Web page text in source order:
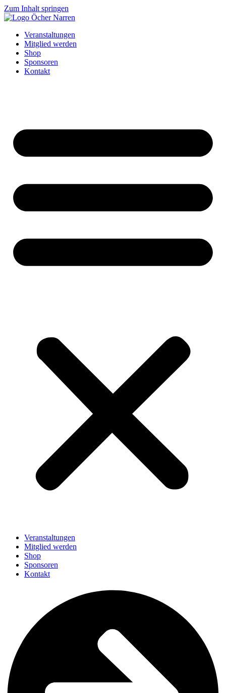
Zum Inhalt springen
Veranstaltungen
Mitglied werden
Shop
Sponsoren
Kontakt
Veranstaltungen
Mitglied werden
Shop
Sponsoren
Kontakt